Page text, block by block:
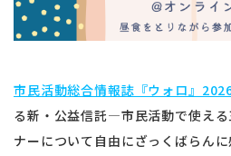
市民活動総合情報誌『ウォロ』
る新・公益信託―市民活動で使え
ナーについて自由にざっくばらん